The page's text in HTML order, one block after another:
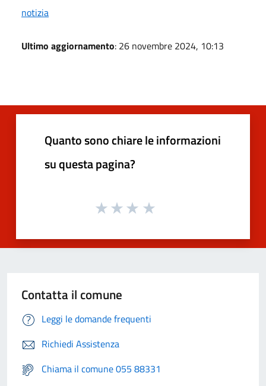
notizia
Ultimo aggiornamento: 26 novembre 2024, 10:13
Quanto sono chiare le informazioni
su questa pagina?
Contatta il comune
Leggi le domande frequenti
Richiedi Assistenza
Chiama il comune 055 88331